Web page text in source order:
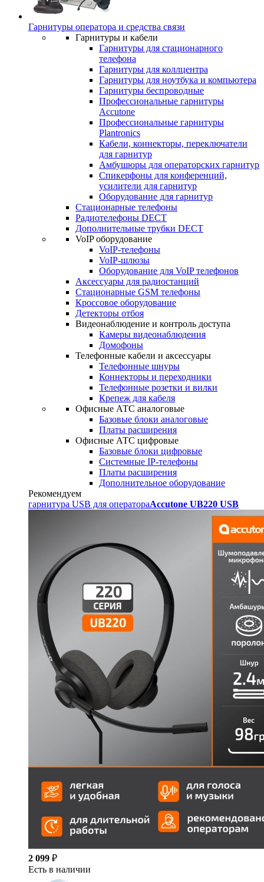
Гарнитуры оператора и средства связи
Гарнитуры и кабели
Гарнитуры для стационарного
телефона
Гарнитуры для коллцентра
Гарнитуры для ноутбука и компьютера
Гарнитуры беспроводные
Профессиональные гарнитуры
Accutone
Профессиональные гарнитуры
Plantronics
Кабели, коннекторы, переключатели
для гарнитур
Амбушюры для операторских гарнитур
Cпикерфоны для конференций,
усилители для гарнитур
Оборудование для гарнитур
Стационарные телефоны
Радиотелефоны DECT
Дополнительные трубки DECT
VoIP оборудование
VoIP-телефоны
VoIP-шлюзы
Оборудование для VoIP телефонов
Аксессуары для радиостанций
Стационарные GSM телефоны
Кроссовое оборудование
Детекторы отбоя
Видеонаблюдение и контроль доступа
Камеры видеонаблюдения
Домофоны
Телефонные кабели и аксессуары
Телефонные шнуры
Коннекторы и переходники
Телефонные розетки и вилки
Крепеж для кабеля
Офисные АТС аналоговые
Базовые блоки аналоговые
Платы расширения
Офисные АТС цифровые
Базовые блоки цифровые
Системные IP-телефоны
Платы расширения
Дополнительное оборудование
Рекомендуем
гарнитура USB для оператораAccutone UB220 USB
2 099 ₽
Есть в наличии